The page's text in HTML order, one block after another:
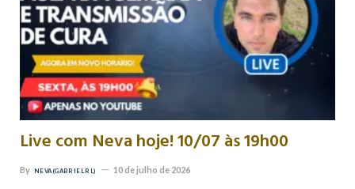
Live com Neva hoje! 10/07 às 19h00
By NEVA (GABRIEL RL) 10 de julho de 2026